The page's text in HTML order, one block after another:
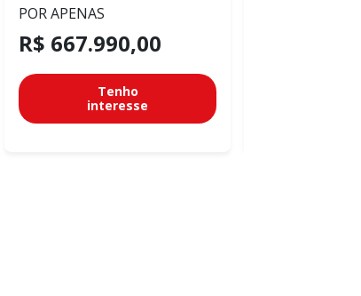
POR APENAS
R$ 667.990,00
Tenho
interesse